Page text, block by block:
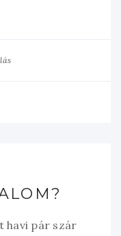
havi pár szár